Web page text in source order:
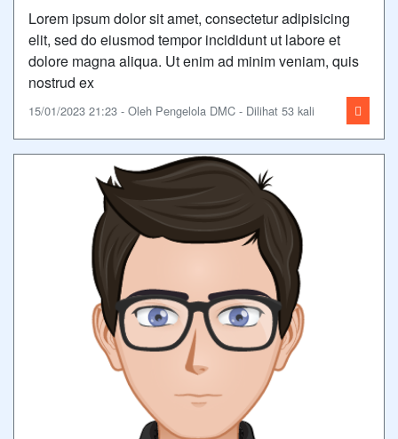
Lorem ipsum dolor sit amet, consectetur adipisicing
elit, sed do eiusmod tempor incididunt ut labore et
dolore magna aliqua. Ut enim ad minim veniam, quis
nostrud ex
15/01/2023 21:23 - Oleh Pengelola DMC - Dilihat 53 kali